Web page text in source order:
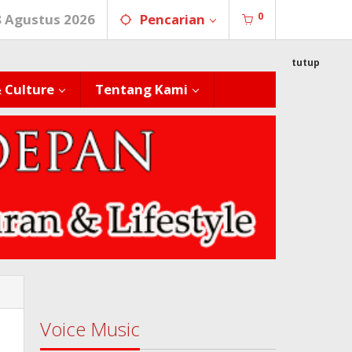
Agustus 2026 Pencarian 0
Culture Tentang Kami
tutup
Voice Music